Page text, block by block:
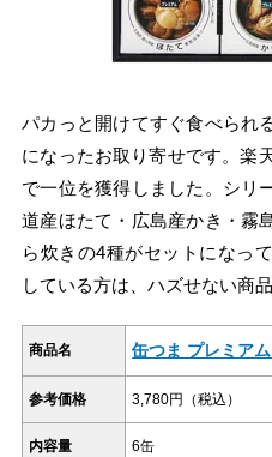
パカっと開けてすぐ食べられ
になったお取り寄せです。楽
で一位を獲得しました。シリ
道産ほたて・広島産かき・霧
ら炊きの4種がセットになっ
している方は、ハズせない商
商品名 缶つま プレミア
参考価格 3,780円（税込）
内容量 6缶